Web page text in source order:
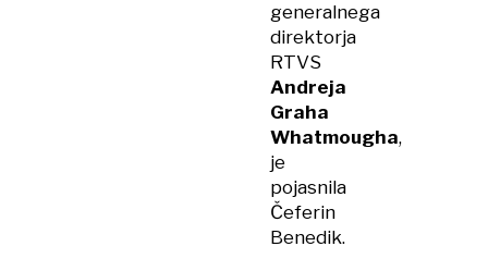
generalnega
direktorja
RTVS
Andreja
Graha
Whatmougha,
je
pojasnila
Čeferin
Benedik.